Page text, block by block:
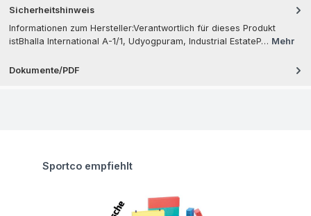
Sicherheitshinweis
Informationen zum Hersteller:Verantwortlich für dieses Produkt
istBhalla International A-1/1, Udyogpuram, Industrial EstateP… Mehr
Dokumente/PDF
Produktgalerie überspringen
Sportco empfiehlt